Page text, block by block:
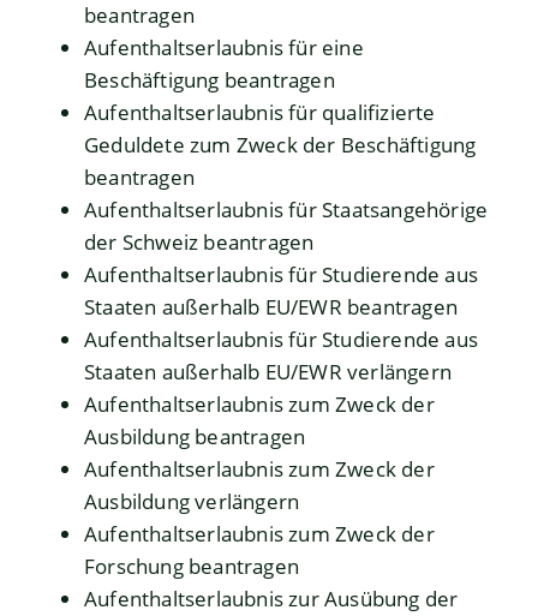
beantragen
Aufenthaltserlaubnis für eine
Beschäftigung beantragen
Aufenthaltserlaubnis für qualifizierte
Geduldete zum Zweck der Beschäftigung
beantragen
Aufenthaltserlaubnis für Staatsangehörige
der Schweiz beantragen
Aufenthaltserlaubnis für Studierende aus
Staaten außerhalb EU/EWR beantragen
Aufenthaltserlaubnis für Studierende aus
Staaten außerhalb EU/EWR verlängern
Aufenthaltserlaubnis zum Zweck der
Ausbildung beantragen
Aufenthaltserlaubnis zum Zweck der
Ausbildung verlängern
Aufenthaltserlaubnis zum Zweck der
Forschung beantragen
Aufenthaltserlaubnis zur Ausübung der